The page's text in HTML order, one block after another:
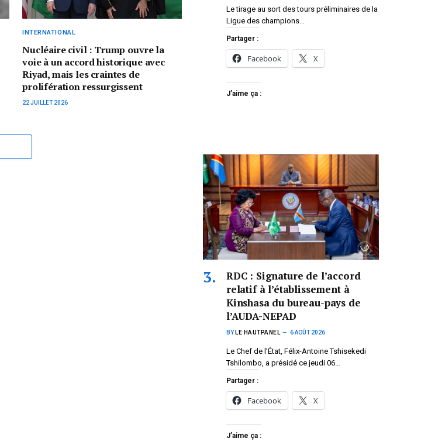
INTERNATIONAL
Nucléaire civil : Trump ouvre la
voie à un accord historique avec
Riyad, mais les craintes de
prolifération ressurgissent
22 JUILLET 2026
Le tirage au sort des tours préliminaires de la
Ligue des champions…
Partager :
Facebook X
J’aime ça :
RDC : Signature de l’accord
relatif à l’établissement à
Kinshasa du bureau-pays de
l’AUDA-NEPAD
BY LE HAUTPANEL 6 AOÛT 2026
Le Chef de l’État, Félix-Antoine Tshisekedi
Tshilombo, a présidé ce jeudi 06…
Partager :
Facebook X
J’aime ça :